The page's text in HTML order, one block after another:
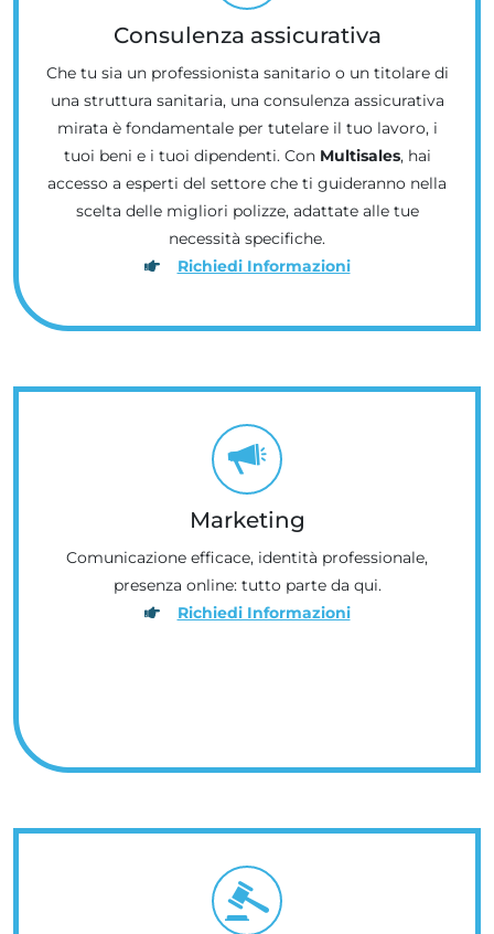
Consulenza assicurativa
Che tu sia un professionista sanitario o un titolare di
una struttura sanitaria, una consulenza assicurativa
mirata è fondamentale per tutelare il tuo lavoro, i
tuoi beni e i tuoi dipendenti. Con Multisales, hai
accesso a esperti del settore che ti guideranno nella
scelta delle migliori polizze, adattate alle tue
necessità specifiche.
Richiedi Informazioni
Marketing
Comunicazione efficace, identità professionale,
presenza online: tutto parte da qui.
Richiedi Informazioni